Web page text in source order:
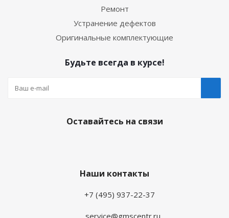
Ремонт
Устранение дефектов
Оригинальные комплектующие
Будьте всегда в курсе!
Оставайтесь на связи
Наши контакты
+7 (495) 937-22-37
service@gmscentr.ru